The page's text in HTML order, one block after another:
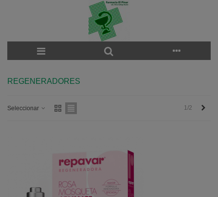
REGENERADORES
Seleccionar 1/2